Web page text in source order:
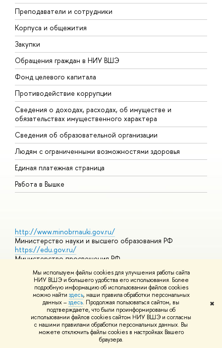
Мы используем файлы cookies для улучшения работы сайта
НИУ ВШЭ и большего удобства его использования. Более
подробную информацию об использовании файлов cookies
можно найти здесь, наши правила обработки персональных
данных –здесь. Продолжая пользоваться сайтом, вы
подтверждаете, что были проинформированы об
использовании файлов cookies сайтом НИУ ВШЭ и согласны
с нашими правилами обработки персональных данных. Вы
можете отключить файлы cookies в настройках Вашего
браузера.
✖
Преподаватели и сотрудники
Корпуса и общежития
Закупки
Обращения граждан в НИУ ВШЭ
Фонд целевого капитала
Противодействие коррупции
Сведения о доходах, расходах, об имуществе и
обязательствах имущественного характера
Сведения об образовательной организации
Людям с ограниченными возможностями здоровья
Единая платежная страница
Работа в Вышке
http://www.minobrnauki.gov.ru/
Министерство науки и высшего образования РФ
https://edu.gov.ru/
Министерство просвещения РФ
Массовые открытые онлайн-курсы
© НИУ ВШЭ 1993–2026 Адреса и контактыУсловия
использования материалов Политика конфиденциальности
Шрифты HSE Sans и HSE Slab разработаны вШколе дизайна НИУ